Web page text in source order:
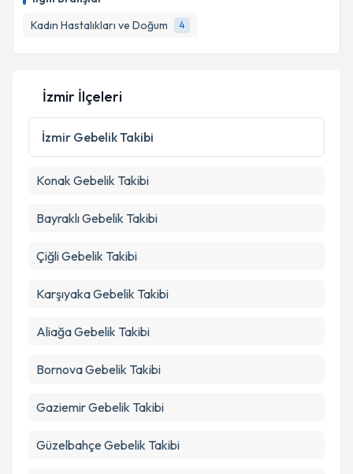
Kadın Hastalıkları ve Doğum
4
için bir takvim hazırlandığında e-posta ile
bilgilendireceğiz.
E-posta Adresiniz
Kişisel verilerimin işlenmesine ilişkin
Metni'ni okudum ve kişisel verilerimin belirtilen
Takvim Talebini Gönder
İzmir İlçeleri
İzmir Gebelik Takibi
Konak Gebelik Takibi
BayraklıGebelik Takibi
ÇiğliGebelik Takibi
KarşıyakaGebelik Takibi
AliağaGebelik Takibi
BornovaGebelik Takibi
GaziemirGebelik Takibi
Güzelbahçe Gebelik Takibi